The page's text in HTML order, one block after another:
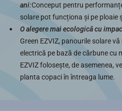
ani:Conceput pentru
solare pot funcționa și pe ploaie
O alegere mai ecologică cu
Green EZVIZ, panourile solare
electrică pe bază de cărbune cu
EZVIZ folosește, de asemenea,
planta copaci în întreaga lume.